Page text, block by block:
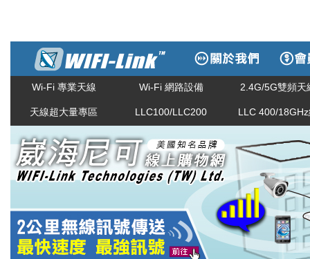
Wi-Fi 專業天線 Wi-Fi 網路設備 2.4G/5G雙頻天
天線超大量專區 LLC100/LLC200 LLC 400/